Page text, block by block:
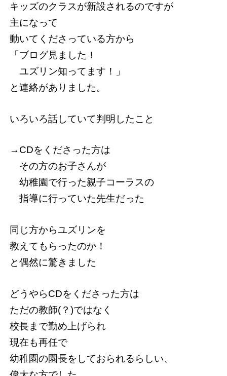
キッズのクラスが新設されるのですが
主になって
動いてくださっている方から
「ブログ見ました！
ユズリン知ってます！」
と連絡がありました。
いろいろ話していて判明したこと
→CDをくださった方は
その方のお子さんが
幼稚園で行った親子コーラスの
指導に行っていた先生だった
同じ方からユズリンを
教えてもらったのか！
と偶然に驚きました
どうやらCDをくださった方は
ただの教師(？)ではなく
校長まで勤め上げられ
現在も再任で
幼稚園の園長をしておられるらしい、